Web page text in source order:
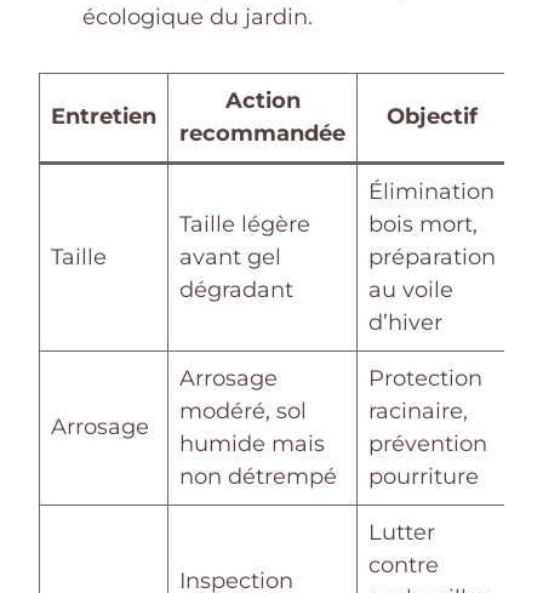
écologique du jardin.
Entretien
Action
recommandée
Objectif
Taille
Taille légère
avant gel
dégradant
Élimination
bois mort,
préparation
au voile
d’hiver
Arrosage
Arrosage
modéré, sol
humide mais
non détrempé
Protection
racinaire,
prévention
pourriture
Inspection
Lutter
contre